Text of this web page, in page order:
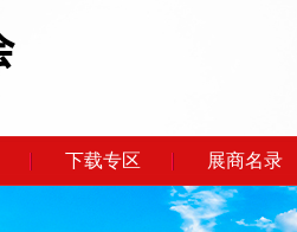
下载专区 展商名录